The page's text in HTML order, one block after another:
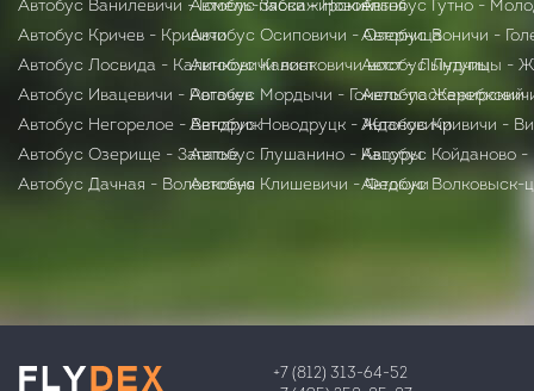
Автобус Ванилевичи - Гомель-пассажирский
Автобус Кричев - Кривичи
Автобус Лосвида - Калинковичи вост
Автобус Ивацевичи - Рогачев
Автобус Негорелое - Вендриж
Автобус Озерище - Загатье
Автобус Дачная - Волосковня
Автобус Зябки - Новоельня
Автобус Осиповичи - Озерница
Автобус Калинковичи вост - Лынтупы
Автобус Мордычи - Гомель-пассажирский
Автобус Новодруцк - Ждановичи
Автобус Глушанино - Кацуры
Автобус Клишевичи - Федюки
Автобус Гутно -
Автобус Воничи -
Автобус Лудчицы -
Автобус
Автобус Кривичи -
Автобус Койданово -
Автобус Волковыск-
+7 (812) 313-64-52